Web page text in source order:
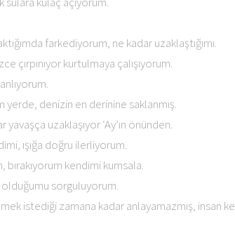
farkediyorum, ne kadar uzaklaştığımı.
çırpınıyor kurtulmaya çalışıyorum.
yerde, denizin en derinine saklanmış.
uzaklaşıyor ‘Ay’ın önünden.
ışığa doğru ilerliyorum.
bırakıyorum kendimi kumsala.
sorguluyorum.
istediği zamana kadar anlayamazmış, insan